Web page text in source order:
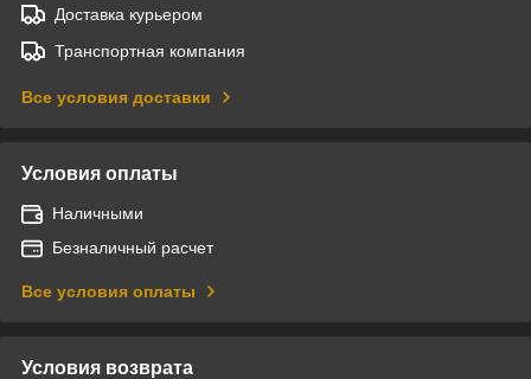
Доставка курьером
Транспортная компания
Все условия доставки
Условия оплаты
Наличными
Безналичный расчет
Все условия оплаты
Условия возврата